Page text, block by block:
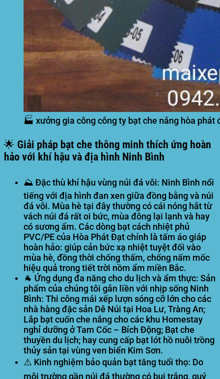
🏭 xưởng gia công công ty bạt che nắng hòa
🌟 Giải pháp bạt che thông minh thích ứng hoàn
hảo với khí hậu và địa hình Ninh Bình
⛰️ Đặc thù khí hậu vùng núi đá vôi: Ninh Bình nổi
tiếng với địa hình đan xen giữa đồng bằng và núi
đá vôi. Mùa hè tại đây thường có cái nóng hắt từ
vách núi đá rất oi bức, mùa đông lại lạnh và hay
có sương ẩm. Các dòng bạt cách nhiệt phủ
PVC/PE của Hòa Phát Đạt chính là tấm áo giáp
hoàn hảo: giúp cản bức xạ nhiệt tuyệt đối vào
mùa hè, đồng thời chống thấm, chống nấm mốc
hiệu quả trong tiết trời nồm ẩm miền Bắc.
🐐 Ứng dụng đa năng cho du lịch và ẩm thực: Sản
phẩm của chúng tôi gắn liền với nhịp sống Ninh
Bình: Thi công mái xếp lượn sóng cỡ lớn cho các
nhà hàng đặc sản Dê Núi tại Hoa Lư, Tràng An;
Lắp bạt cuốn che nắng cho các khu Homestay
nghỉ dưỡng ở Tam Cốc – Bích Động; Bạt che
thuyền du lịch; hay cung cấp bạt lót hồ nuôi trồng
thủy sản tại vùng ven biển Kim Sơn.
⚠️ Kinh nghiệm bảo quản bạt tăng tuổi thọ: Do
môi trường gần núi đá thường có bụi trắng, quý